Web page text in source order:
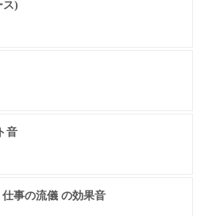
ス)
音
事の流儀 の効果音